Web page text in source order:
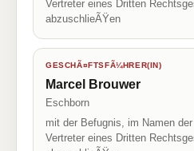
Vertreter eines Dritten
abzuschlieÃŸen
GESCHÃ¤FTSFÃ¼HRER(IN)
Marcel Brouwer
Eschborn
mit der Befugnis, im Namen
Vertreter eines Dritten